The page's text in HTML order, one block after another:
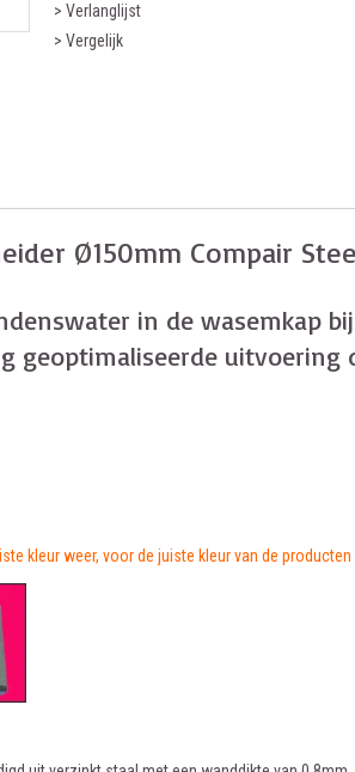
> Verlanglijst
> Vergelijk
Ø150mm Compair
in de wasemkap
geoptimaliseerde uitvoering
kleur weer, voor de juiste kleur van de